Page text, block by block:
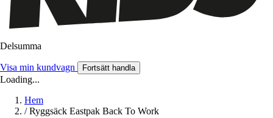
Delsumma
Visa min kundvagn Fortsätt handla
Loading...
Hem
/ Ryggsäck Eastpak Back To Work